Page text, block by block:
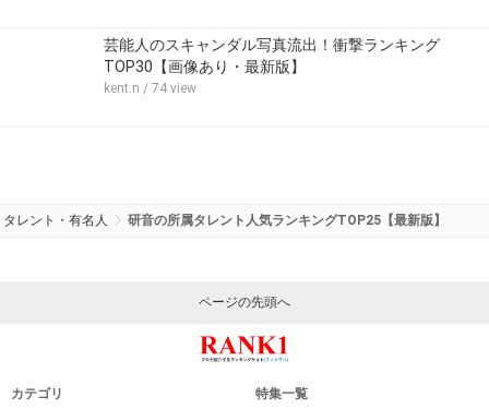
芸能人のスキャンダル写真流出！衝撃ランキング
TOP30【画像あり・最新版】
kent.n / 74 view
タレント・有名人 研音の所属タレント人気ランキングTOP25【最新版】
ページの先頭へ
カテゴリ 特集一覧